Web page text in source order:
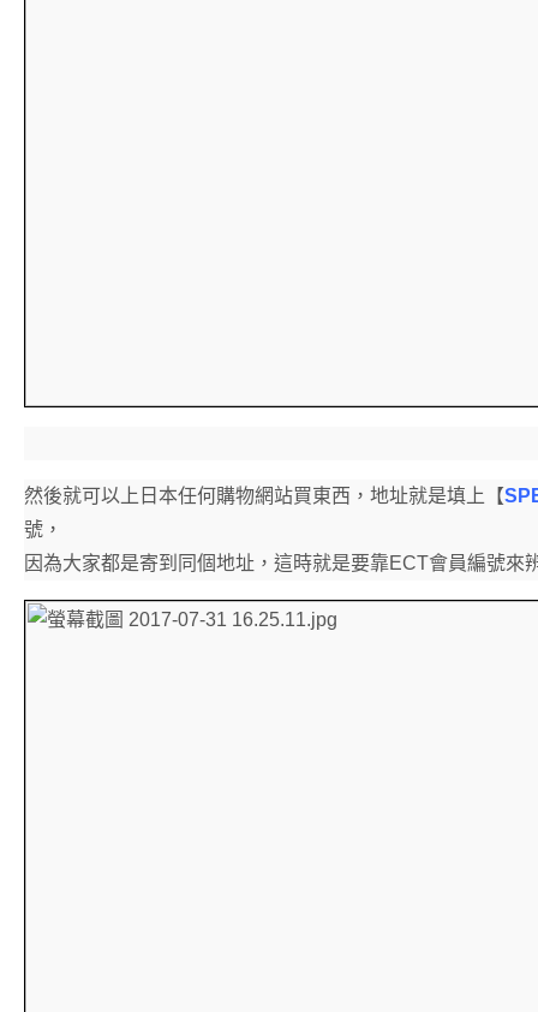
然後就可以上日本任何購物網站買東西，地址就是填上【
號，
因為大家都是寄到同個地址，這時就是要靠ECT會員編號來